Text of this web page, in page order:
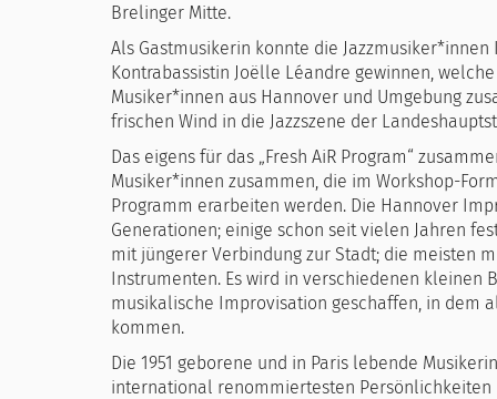
Brelinger Mitte.
Als Gastmusikerin konnte die
Kontrabassistin Joëlle Léandre gewinnen,
Musiker*innen aus Hannover und Umgebung
frischen Wind in die Jazzszene der
Das eigens für das „Fresh AiR Program“
Musiker*innen zusammen, die im Workshop-
Programm erarbeiten werden. Die Hannover
Generationen; einige schon seit vielen Jahren
mit jüngerer Verbindung zur Stadt; die meisten
Instrumenten. Es wird in verschiedenen kleinen
musikalische Improvisation geschaffen, in dem
kommen.
Die 1951 geborene und in Paris lebende
international renommiertesten Persönlichkeiten